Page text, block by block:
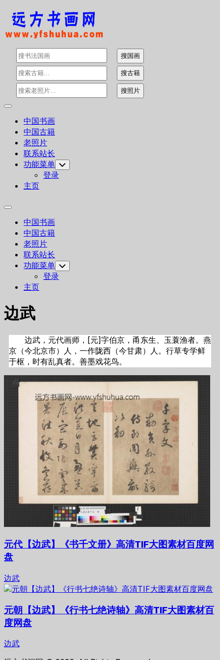
Skip
content
Expand
中国书画
中国古籍
老照片
联系站长
功能菜单 Toggle
Child
Menu
登录
主页
Expand
中国书画
中国古籍
老照片
联系站长
功能菜单 Toggle
Child
Menu
登录
主页
边武
边武，元代画师，[元]字伯京，甬东生、玉蓑渔者。燕
京（今北京市）人，一作陇西（今甘肃）人。行草专学鲜
于枢，时有乱真者。善墨戏花鸟。
元代【边武】《书千文册》高清TIF大图素材百度网
盘
边武
元朝【边武】《行书七绝诗轴》高清TIF大图素材百
度网盘
边武